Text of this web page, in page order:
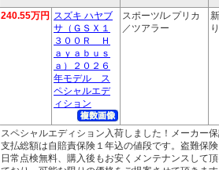
240.55万円 スズキ ハヤブ
サ（ＧＳＸ１
３００Ｒ Ｈ
ａｙａｂｕｓ
ａ）２０２６
年モデル ス
ペシャルエデ
ィション
スポーツ/レプリカ
／ツアラー
スペシャルエディション入荷しました！メーカー
支払総額は自賠責保険１年込の値段です。盗難保
日常点検無料、購入後もお安くメンテナンスして